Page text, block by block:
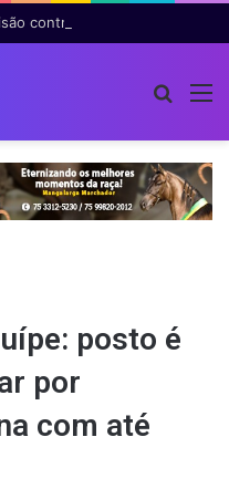
posto é
por
com até